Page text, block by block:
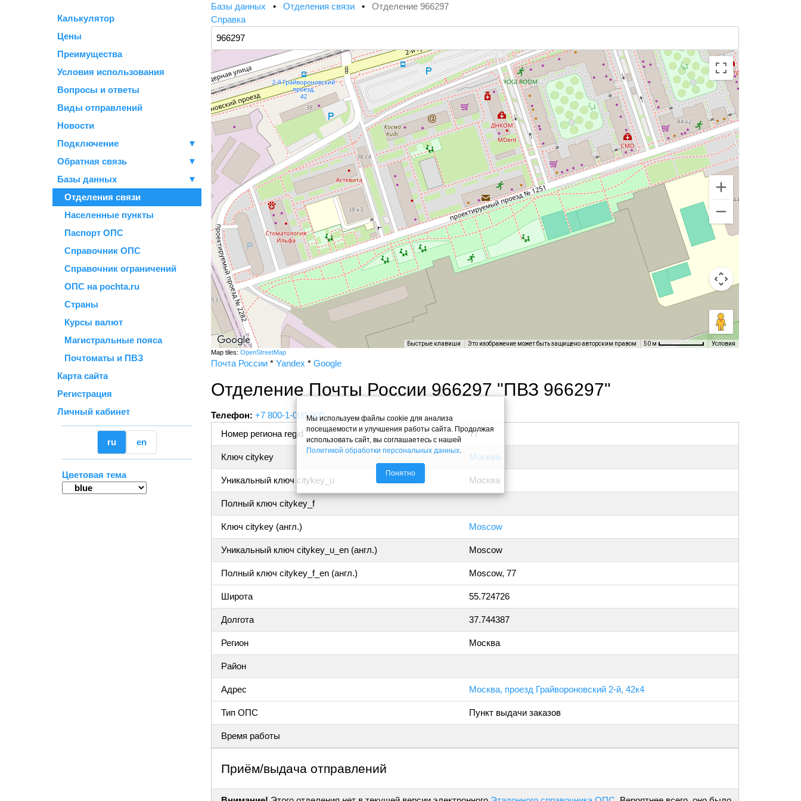
Калькулятор
Цены
Преимущества
Условия использования
Вопросы и ответы
Виды отправлений
Новости
Подключение
▼
Обратная связь
▼
Базы данных
▼
Отделения связи
Населенные пункты
Паспорт ОПС
Справочник ОПС
Справочник ограничений
ОПС на pochta.ru
Страны
Курсы валют
Магистральные пояса
Почтоматы и ПВЗ
Карта сайта
Регистрация
Личный кабинет
ru en
Цветовая тема
Базы данных • Отделения связи • Отделение 966297
Справка
Быстрые клавиши Это изображение может быть защищено авторским правом 50 м Условия
Map tiles: OpenStreetMap
Почта России * Yandex * Google
Отделение Почты России 966297 "ПВЗ 966297"
Телефон: +7 800-1-000-000
Номер региона regid
77
Ключ citykey Москва
Уникальный ключ citykey_u Москва
Полный ключ citykey_f
Ключ citykey (англ.) Moscow
Уникальный ключ citykey_u_en (англ.) Moscow
Полный ключ citykey_f_en (англ.) Moscow, 77
Широта 55.724726
Долгота 37.744387
Регион Москва
Район
Адрес Москва, проезд Грайвороновский 2-й, 42к4
Тип ОПС Пункт выдачи заказов
Время работы
Приём/выдача отправлений
Мы используем файлы cookie для анализа
посещаемости и улучшения работы сайта. Продолжая
использовать сайт, вы соглашаетесь с нашей
Политикой обработки персональных данных
Понятно